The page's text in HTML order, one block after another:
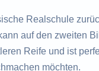
Realschule
auf den zweiten
Reife und ist
möchten.